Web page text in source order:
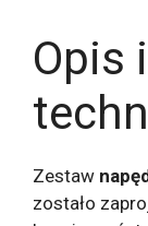
Opis
Zestaw
zostało